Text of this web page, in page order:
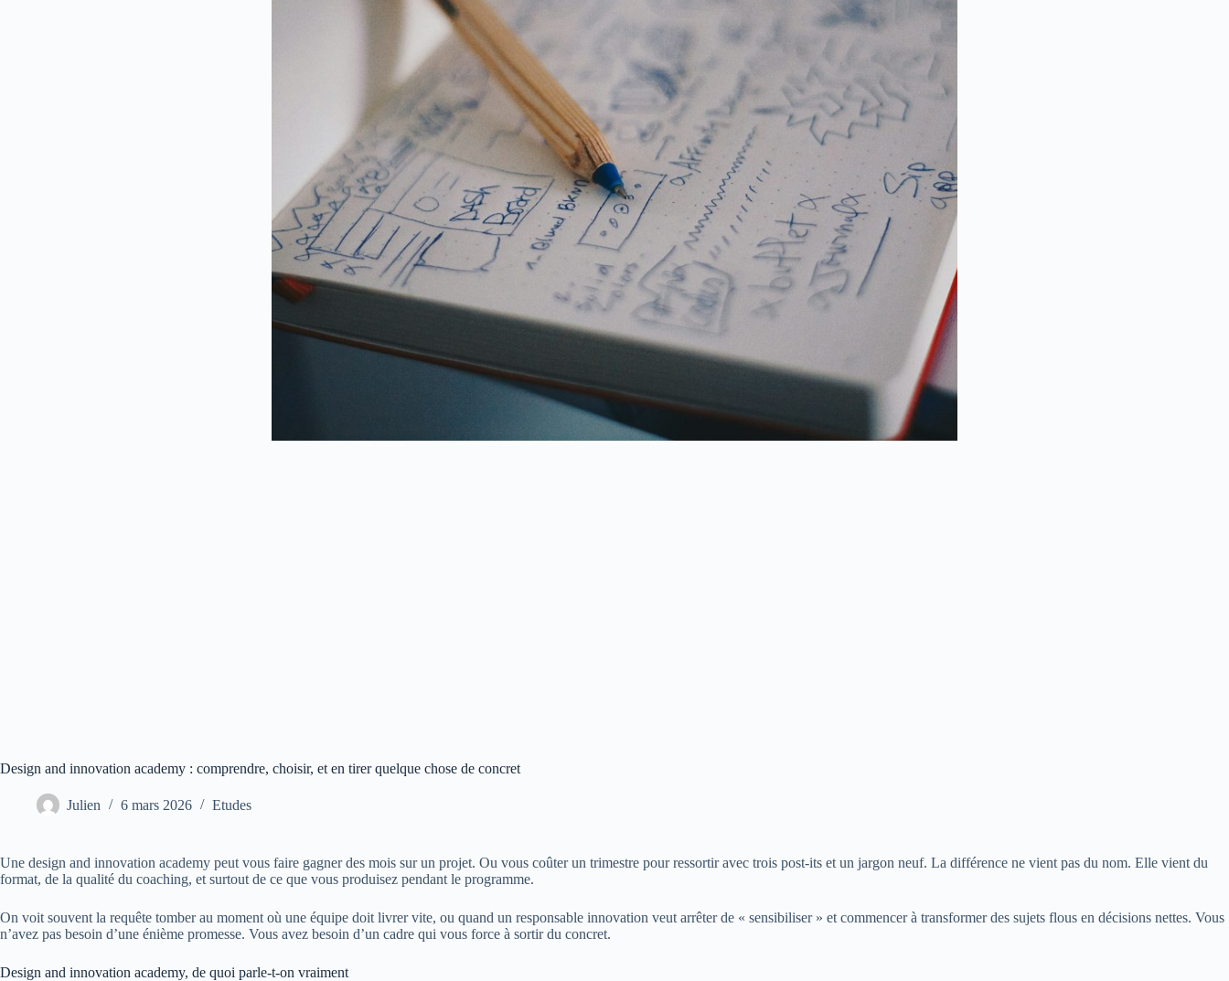
Design and innovation academy : comprendre, choisir, et en tirer quelque chose de concret
Julien 6 mars 2026 Etudes
Une design and innovation academy peut vous faire gagner des mois sur un projet. Ou vous coûter un trimestre pour ressortir avec trois post-its et un jargon neuf. La différence ne vient pas du nom. Elle vient du
format, de la qualité du coaching, et surtout de ce que vous produisez pendant le programme.
On voit souvent la requête tomber au moment où une équipe doit livrer vite, ou quand un responsable innovation veut arrêter de « sensibiliser » et commencer à transformer des sujets flous en décisions nettes. Vous
n’avez pas besoin d’une énième promesse. Vous avez besoin d’un cadre qui vous force à sortir du concret.
Design and innovation academy, de quoi parle-t-on vraiment